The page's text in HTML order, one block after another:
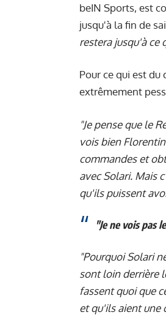
beIN Sports, est
jusqu'à la fin de
restera jusqu'à ce
Pour ce qui est
extrêmement
"Je pense que le
vois bien
commandes et
avec Solari. Mais
qu'ils puissent
"Je ne vois pas
"Pourquoi Solari
sont loin derrière
fassent quoi que
et qu'ils aient une